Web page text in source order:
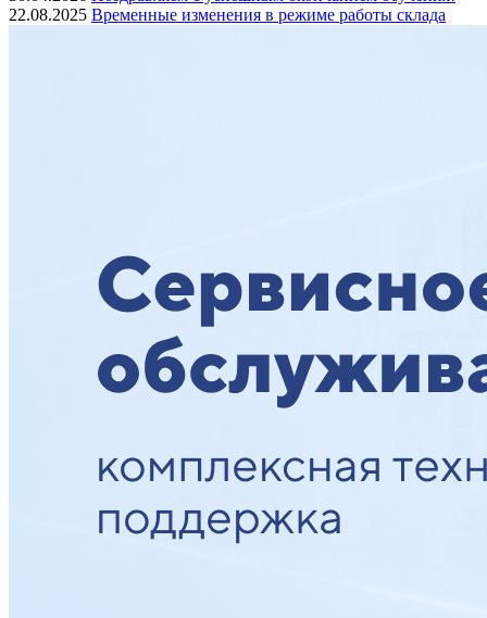
22.08.2025 Временные изменения в режиме работы склада